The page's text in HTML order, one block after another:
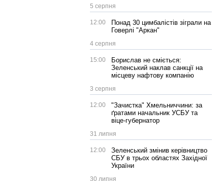
5 серпня
12:00
Понад 30 цимбалістів зіграли на
Говерлі "Аркан"
4 серпня
15:00
Борислав не сміється:
Зеленський наклав санкції на
місцеву нафтову компанію
3 серпня
12:00
"Зачистка" Хмельниччини: за
ґратами начальник УСБУ та
віце-губернатор
31 липня
12:00
Зеленський змінив керівництво
СБУ в трьох областях Західної
України
30 липня